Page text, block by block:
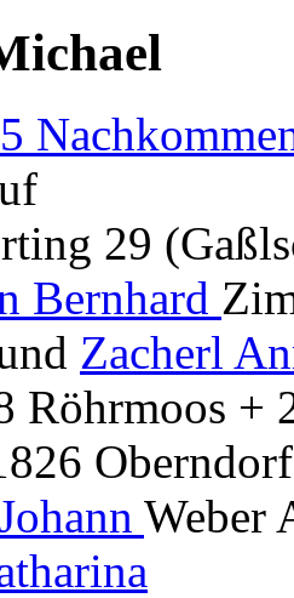
29
Bernhard
Zacherl
Röhrmoos +
Weber